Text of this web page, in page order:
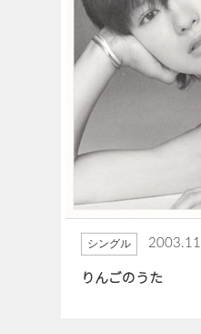
シングル 2003.11
りんごのうた